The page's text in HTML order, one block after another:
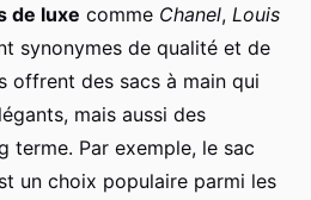
de luxe comme Chanel, Louis
synonymes de qualité et de
offrent des sacs à main qui
mais aussi des
terme. Par exemple, le sac
un choix populaire parmi les